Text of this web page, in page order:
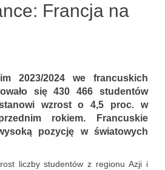
Francja na
2023/2024 we francuskich
się 430 466 studentów
wzrost o 4,5 proc. w
rokiem. Francuskie
pozycję w światowych
liczby studentów z regionu Azji i